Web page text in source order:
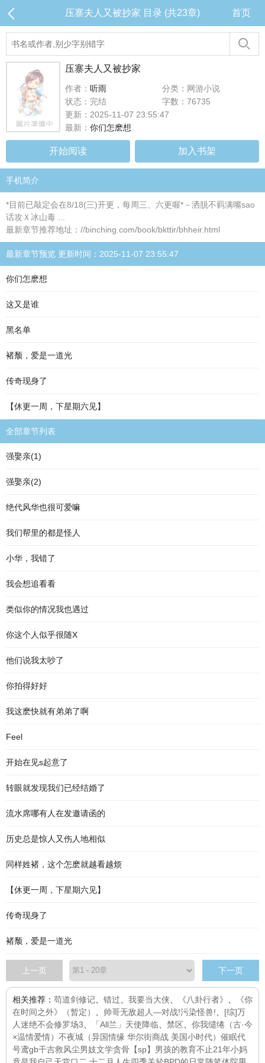
压寨夫人又被抄家 目录 (共23章) 首页
压寨夫人又被抄家
作者： 听雨
分类：网游小说
状态：完结
字数：76735
更新：2025-11-07 23:55:47
最新： 你们怎麽想
开始阅读 加入书架
手机简介
*目前已敲定会在8/18(三)开更，每周三、六更喔*－洒脱不羁满嘴sao
话攻Ｘ冰山毒 ...
最新章节推荐地址：//binching.com/book/bkttir/bhheir.html
最新章节预览 更新时间：2025-11-07 23:55:47
你们怎麽想
这又是谁
黑名单
褚颓，爱是一道光
传奇现身了
【休更一周，下星期六见】
全部章节列表
强娶亲(1)
强娶亲(2)
绝代风华也很可爱嘛
我们帮里的都是怪人
小华，我错了
我会想追看看
类似你的情况我也遇过
你这个人似乎很随X
他们说我太吵了
你拍得好好
我这麽快就有弟弟了啊
Feel
开始在见s起意了
转眼就发现我们已经结婚了
流水席哪有人在发邀请函的
历史总是惊人又伤人地相似
同样姓褚，这个怎麽就越看越烦
【休更一周，下星期六见】
传奇现身了
褚颓，爱是一道光
上一页 下一页
相关推荐： 苟道剑修记 错过 我要当大侠 《八卦行者》
《你
在时间之外》（暂定）
帅哥无敌超人—对战!污染怪兽!
[综]万
人迷绝不会修罗场3
「All兰」天使降临 禁区
你我缱绻（古·今
×温情爱情） 不夜城（异国情缘 华尔街商战 美国小时代） 催眠代
号鸢gb干吉救风尘男妓文学贪骨 【sp】男孩的教育不止21年小妈